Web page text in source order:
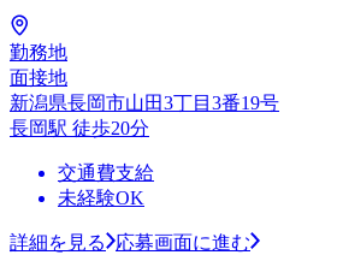
勤務地
面接地
新潟県長岡市山田3丁目3番19号
長岡駅 徒歩20分
交通費支給
未経験OK
詳細を見る
応募画面に進む